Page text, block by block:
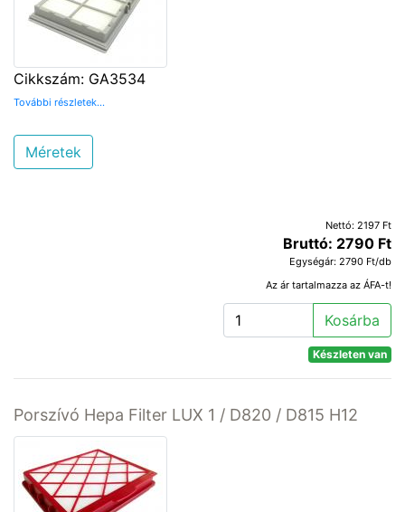
Cikkszám: GA3534
További részletek...
Méretek
Nettó: 2197 Ft
Bruttó: 2790 Ft
Egységár: 2790 Ft/db
Az ár tartalmazza az ÁFA-t!
Kosárba
Készleten van
Porszívó Hepa Filter LUX 1 / D820 / D815 H12